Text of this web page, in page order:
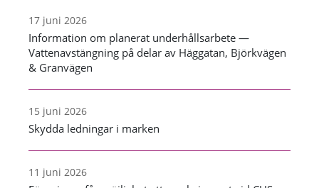
17 juni 2026
Information om planerat underhållsarbete —
Vattenavstängning på delar av Häggatan, Björkvägen
& Granvägen
15 juni 2026
Skydda ledningar i marken
11 juni 2026